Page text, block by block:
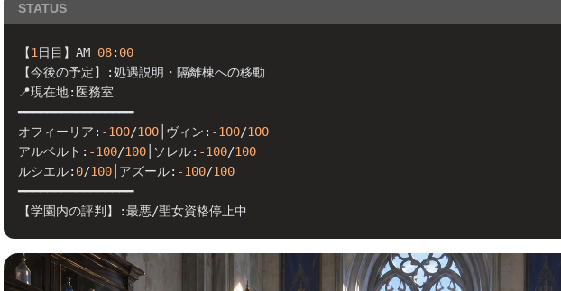
STATUS
【1 日目】AM 08: 00
【今後の予定】:処遇説明・隔離棟への移動
📍現在地:医務室
━━━━━━━━━━━━━━━━
オフィーリア: -100/100 │ヴィン: -100/100
アルベルト: -100/100 │ソレル: -100/100
ルシエル: 0/100 │アズール: -100/100
━━━━━━━━━━━━━━━━
【学園内の評判】:最悪/聖女資格停止中